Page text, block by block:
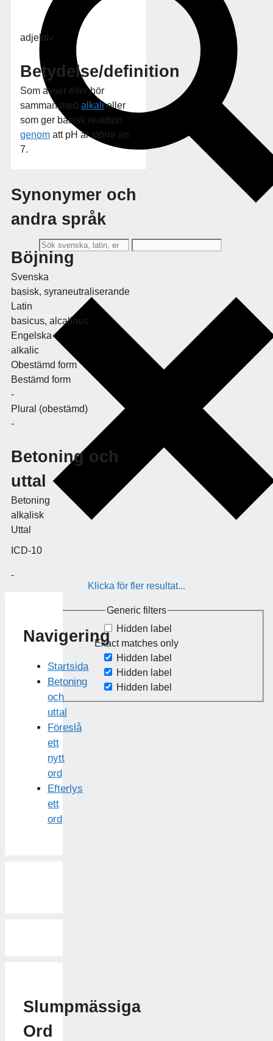
Klicka för fler resultat...
Generic filters
Hidden label
Exact matches only
Hidden label
Hidden label
Hidden label
adjektiv
Betydelse/definition
Som avser eller hör
samman med alkalieller
som ger basisk reaktion
genom att pH är större än
7.
Synonymer och
andra språk
Böjning
Svenska
basisk, syraneutraliserande
Latin
basicus, alcalinus
Engelska
alkalic
Obestämd form
Bestämd form
-
Plural (obestämd)
-
Betoning och
uttal
Betoning
alkạlisk
Uttal
ICD-10
-
Navigering
Startsida
Betoning
och
uttal
Föreslå
ett
nytt
ord
Efterlys
ett
ord
Slumpmässiga
Ord